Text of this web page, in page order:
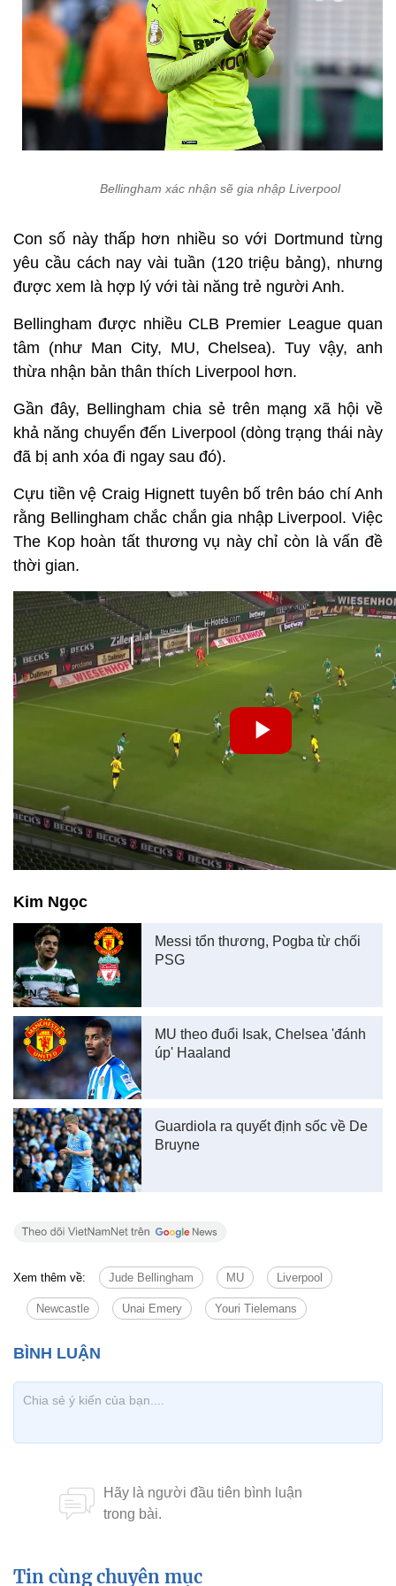
Bellingham xác nhận sẽ gia nhập Liverpool
Con số này thấp hơn nhiều so với Dortmund từng
yêu cầu cách nay vài tuần (120 triệu bảng), nhưng
được xem là hợp lý với tài năng trẻ người Anh.
Bellingham được nhiều CLB Premier League quan
tâm (như Man City, MU, Chelsea). Tuy vậy, anh
thừa nhận bản thân thích Liverpool hơn.
Gần đây, Bellingham chia sẻ trên mạng xã hội về
khả năng chuyển đến Liverpool (dòng trạng thái này
đã bị anh xóa đi ngay sau đó).
Cựu tiền vệ Craig Hignett tuyên bố trên báo chí Anh
rằng Bellingham chắc chắn gia nhập Liverpool. Việc
The Kop hoàn tất thương vụ này chỉ còn là vấn đề
thời gian.
Kim Ngọc
Messi tổn thương, Pogba từ chối
PSG
MU theo đuổi Isak, Chelsea 'đánh
úp' Haaland
Guardiola ra quyết định sốc về De
Bruyne
Xem thêm về: Jude Bellingham MU Liverpool
Newcastle Unai Emery Youri Tielemans
Tin cùng chuyên mục